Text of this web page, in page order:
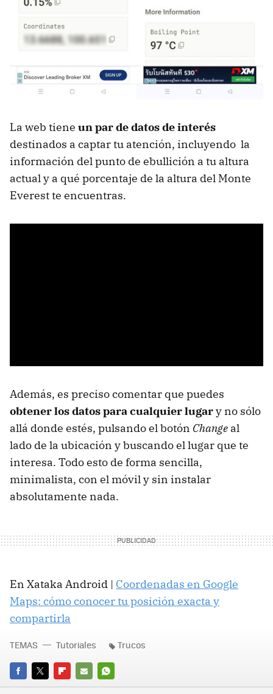
La web tiene un par de datos de interés
destinados a captar tu atención, incluyendo la
información del punto de ebullición a tu altura
actual y a qué porcentaje de la altura del Monte
Everest te encuentras.
Además, es preciso comentar que puedes
obtener los datos para cualquier lugary no sólo
allá donde estés, pulsando el botón Change al
lado de la ubicación y buscando el lugar que te
interesa. Todo esto de forma sencilla,
minimalista, con el móvil y sin instalar
absolutamente nada.
En Xataka Android | Coordenadas en Google
Maps: cómo conocer tu posición exacta y
compartirla
FACEBOOK
TWITTERFLIPBOARD
E-
WHATSAPP
TEMAS Tutoriales Trucos